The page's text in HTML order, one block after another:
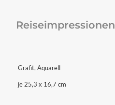
Reiseimpressionen
Grafit, Aquarell
je 25,3 x 16,7 cm